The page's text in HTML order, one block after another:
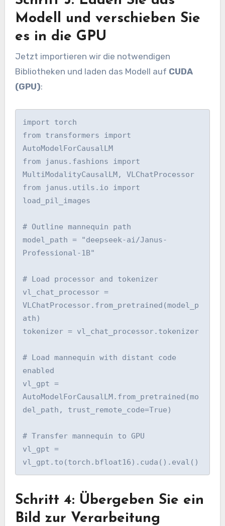
Modell und verschieben Sie
es in die GPU
Jetzt importieren wir die notwendigen
Bibliotheken und laden das Modell auf CUDA
(GPU):
import torch
from transformers import
AutoModelForCausalLM
from janus.fashions import
MultiModalityCausalLM, VLChatProcessor
from janus.utils.io import
load_pil_images
# Outline mannequin path
model_path = "deepseek-ai/Janus-
Professional-1B"
# Load processor and tokenizer
vl_chat_processor =
VLChatProcessor.from_pretrained(model_p
ath)
tokenizer = vl_chat_processor.tokenizer
# Load mannequin with distant code
enabled
vl_gpt =
AutoModelForCausalLM.from_pretrained(mo
del_path, trust_remote_code=True)
# Transfer mannequin to GPU
vl_gpt =
Schritt 4: Übergeben Sie ein
Bild zur Verarbeitung